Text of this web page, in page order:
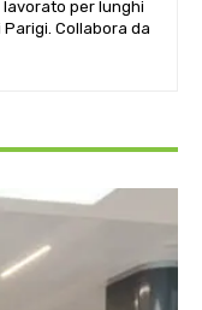
lavorato per lunghi
Collabora da